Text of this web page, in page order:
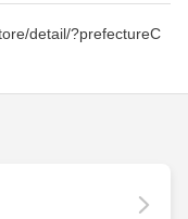
detail/?prefectureC